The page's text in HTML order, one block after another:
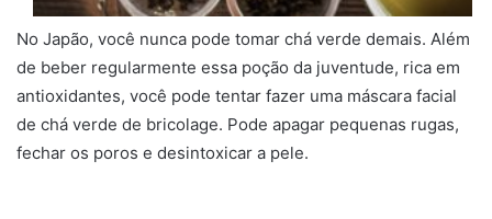
No Japão, você nunca pode tomar chá verde demais. Além
de beber regularmente essa poção da juventude, rica em
antioxidantes, você pode tentar fazer uma máscara facial
de chá verde de bricolage. Pode apagar pequenas rugas,
fechar os poros e desintoxicar a pele.